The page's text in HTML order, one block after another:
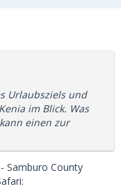
Urlaubsziels und
im Blick. Was
einen zur
Samburo County